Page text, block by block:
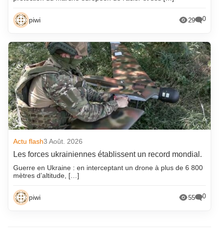
piwi 29 0
Actu flash3 Août. 2026
Les forces ukrainiennes établissent un record mondial.
Guerre en Ukraine : en interceptant un drone à plus de 6 800
mètres d’altitude, […]
piwi 55 0